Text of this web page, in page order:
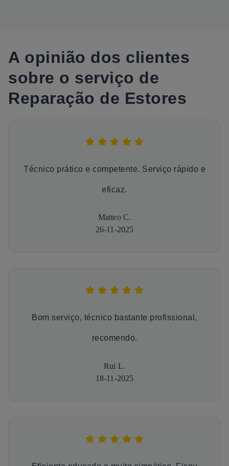
A opinião dos clientes
sobre o serviço de
Reparação de Estores
Técnico prático e competente. Serviço rápido e
eficaz.
Matteo C.
26-11-2025
Bom serviço, técnico bastante profissional,
recomendo.
Rui L.
18-11-2025